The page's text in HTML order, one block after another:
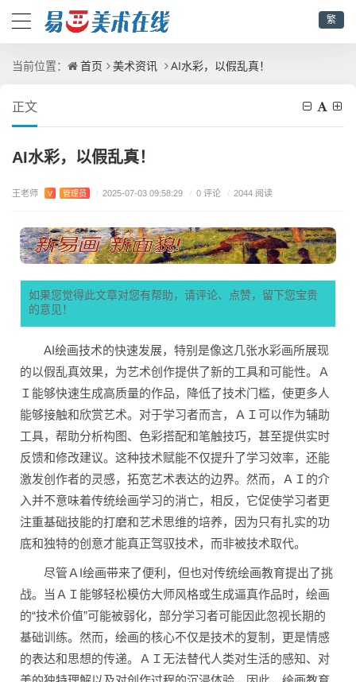
繁
当前位置： 首页 美术资讯 AI水彩，以假乱真！
正文
AI水彩，以假乱真！
王老师 V 管理员 / 2025-07-03 09:58:29 / 0 评论 / 2044 阅读
如果您觉得此文章对您有帮助，请评论、点赞，留下您宝贵
的意见！
AI绘画技术的快速发展，特别是像这几张水彩画所展现
的以假乱真效果，为艺术创作提供了新的工具和可能性。Ａ
Ｉ能够快速生成高质量的作品，降低了技术门槛，使更多人
能够接触和欣赏艺术。对于学习者而言，ＡＩ可以作为辅助
工具，帮助分析构图、色彩搭配和笔触技巧，甚至提供实时
反馈和修改建议。这种技术赋能不仅提升了学习效率，还能
激发创作者的灵感，拓宽艺术表达的边界。然而，ＡＩ的介
入并不意味着传统绘画学习的消亡，相反，它促使学习者更
注重基础技能的打磨和艺术思维的培养，因为只有扎实的功
底和独特的创意才能真正驾驭技术，而非被技术取代。
尽管 ＡI绘画带来了便利，但也对传统绘画教育提出了挑
战。当ＡＩ能够轻松模仿大师风格或生成逼真作品时，绘画
的“技术价值”可能被弱化，部分学习者可能因此忽视长期的
基础训练。然而，绘画的核心不仅是技术的复制，更是情感
的表达和思想的传递。ＡＩ无法替代人类对生活的感知、对